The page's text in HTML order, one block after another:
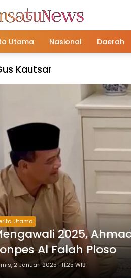
Utama Nasional Daerah
Kautsar
Utama
2025,
Al Falah Ploso
2 Januari 2025 | 11:25 WIB